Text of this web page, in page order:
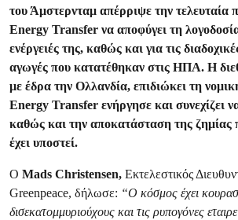
του Άμστερνταμ απέρριψε την τελευταία
Energy Transfer να αποφύγει τη
ενέργειές της, καθώς και για τις
αγωγές που κατατέθηκαν στις ΗΠΑ. Η
με έδρα την Ολλανδία, επιδιώκει τη
Energy Transfer ενήργησε και συνεχίζει
καθώς και την αποκατάσταση της
έχει υποστεί.
Ο Mads Christensen, Εκτελεστικός
Greenpeace, δήλωσε: “Ο κόσμος έχει
δισεκατομμυριούχους και τις ρυπογόνες